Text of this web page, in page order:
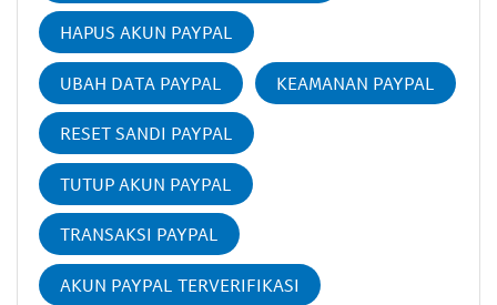
HAPUS AKUN PAYPAL
UBAH DATA PAYPAL KEAMANAN PAYPAL
RESET SANDI PAYPAL
TUTUP AKUN PAYPAL
TRANSAKSI PAYPAL
AKUN PAYPAL TERVERIFIKASI